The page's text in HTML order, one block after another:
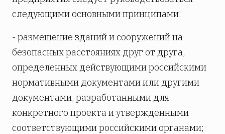
следующими основными принципами:
- размещение зданий и сооружений на
безопасных расстояниях друг от друга,
определенных действующими российскими
нормативными документами или другими
документами, разработанными для
конкретного проекта и утвержденными
соответствующими российскими органами;